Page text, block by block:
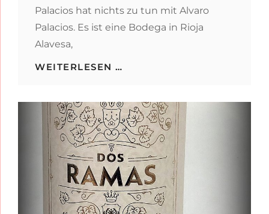
Palacios hat nichts zu tun mit Alvaro
Palacios. Es ist eine Bodega in Rioja
Alavesa,
WEITERLESEN …